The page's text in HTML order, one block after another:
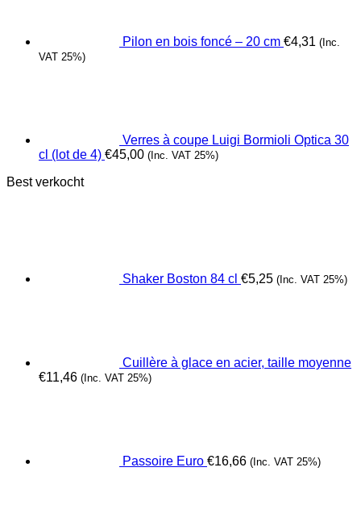
Pilon en bois foncé – 20 cm €4,31 (Inc.
VAT 25%)
Verres à coupe Luigi Bormioli Optica 30
cl (lot de 4) €45,00 (Inc. VAT 25%)
Best verkocht
Shaker Boston 84 cl €5,25 (Inc. VAT 25%)
Cuillère à glace en acier, taille moyenne
€11,46 (Inc. VAT 25%)
Passoire Euro €16,66 (Inc. VAT 25%)